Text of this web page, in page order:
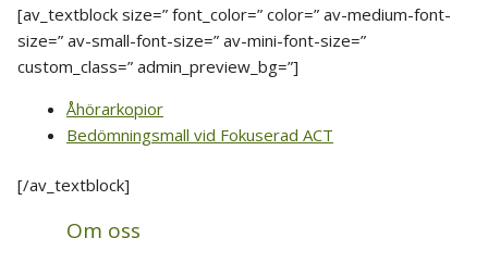
[av_textblock size=” font_color=” color=” av-medium-font-
size=” av-small-font-size=” av-mini-font-size=”
custom_class=” admin_preview_bg=”]
Åhörarkopior
Bedömningsmall vid Fokuserad ACT
[/av_textblock]
Om oss